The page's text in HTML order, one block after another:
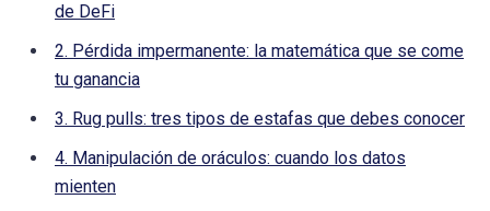
de DeFi
2. Pérdida impermanente: la matemática que se come
tu ganancia
3. Rug pulls: tres tipos de estafas que debes conocer
4. Manipulación de oráculos: cuando los datos
mienten